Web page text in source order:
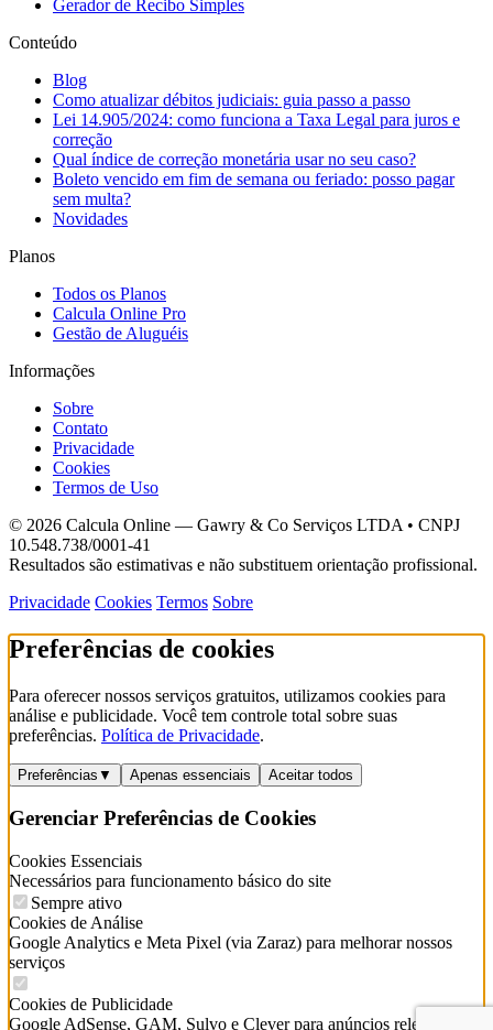
Gerador de Recibo Simples
Conteúdo
Blog
Como atualizar débitos judiciais: guia passo a passo
Lei 14.905/2024: como funciona a Taxa Legal para juros e
correção
Qual índice de correção monetária usar no seu caso?
Boleto vencido em fim de semana ou feriado: posso pagar
sem multa?
Novidades
Planos
Todos os Planos
Calcula Online Pro
Gestão de Aluguéis
Informações
Sobre
Contato
Privacidade
Cookies
Termos de Uso
© 2026 Calcula Online — Gawry & Co Serviços LTDA • CNPJ
10.548.738/0001-41
Resultados são estimativas e não substituem orientação profissional.
Privacidade Cookies Termos Sobre
Preferências de cookies
Para oferecer nossos serviços gratuitos, utilizamos cookies para
análise e publicidade. Você tem controle total sobre suas
preferências. Política de Privacidade.
Preferências ▼ Apenas essenciais Aceitar todos
Gerenciar Preferências de Cookies
Cookies Essenciais
Necessários para funcionamento básico do site
Sempre ativo
Cookies de Análise
Google Analytics e Meta Pixel (via Zaraz) para melhorar nossos
serviços
Cookies de Publicidade
Google AdSense, GAM, Sulvo e Clever para anúncios relevantes